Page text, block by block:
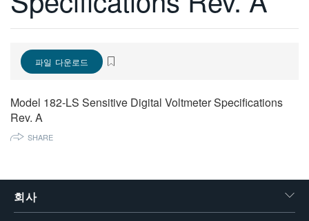
FRANÇAIS
VIỆT NAM
한국어
파일 다운로드
Model 182-LS Sensitive Digital Voltmeter Specifications
Rev. A
SHARE
회사